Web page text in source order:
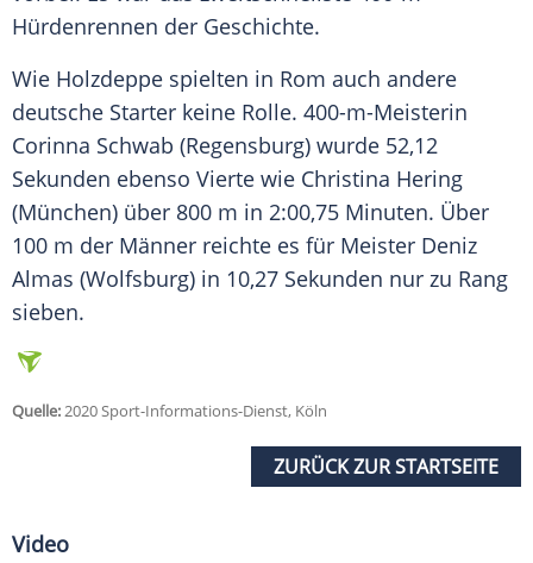
Hürdenrennen der Geschichte.
Wie Holzdeppe spielten in Rom auch andere
deutsche Starter keine Rolle. 400-m-Meisterin
Corinna Schwab (Regensburg) wurde 52,12
Sekunden ebenso Vierte wie Christina Hering
(München) über 800 m in 2:00,75 Minuten. Über
100 m der Männer reichte es für Meister Deniz
Almas (Wolfsburg) in 10,27 Sekunden nur zu Rang
sieben.
Quelle:2020 Sport-Informations-Dienst, Köln
ZURÜCK ZUR STARTSEITE
Video